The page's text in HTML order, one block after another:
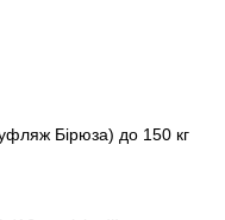
Бірюза) до 150 кг